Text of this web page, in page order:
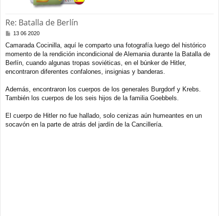
Re: Batalla de Berlín
M
n
s
a
j
13 06 2020
Camarada Cocinilla, aquí le comparto una fotografía luego del histórico
momento de la rendición incondicional de Alemania durante la Batalla de
Berlín, cuando algunas tropas soviéticas, en el búnker de Hitler,
encontraron diferentes confalones, insignias y banderas.
Además, encontraron los cuerpos de los generales Burgdorf y Krebs.
También los cuerpos de los seis hijos de la familia Goebbels.
El cuerpo de Hitler no fue hallado, solo cenizas aún humeantes en un
socavón en la parte de atrás del jardín de la Cancillería.